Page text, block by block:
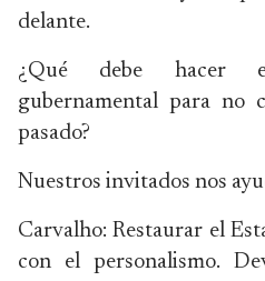
delante.
¿Qué debe hacer
gubernamental para no
pasado?
Nuestros invitados nos
Carvalho: Restaurar el
con el personalismo.